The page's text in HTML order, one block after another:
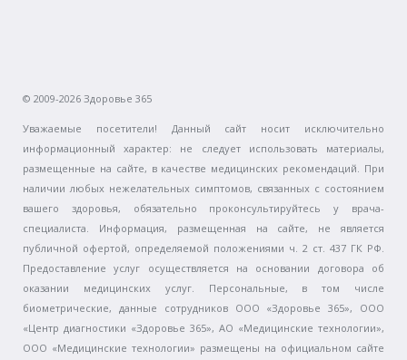
© 2009-2026 Здоровье 365
Уважаемые посетители! Данный сайт носит исключительно
информационный характер: не следует использовать материалы,
размещенные на сайте, в качестве медицинских рекомендаций. При
наличии любых нежелательных симптомов, связанных с состоянием
вашего здоровья, обязательно проконсультируйтесь у врача-
специалиста. Информация, размещенная на сайте, не является
публичной офертой, определяемой положениями ч. 2 ст. 437 ГК РФ.
Предоставление услуг осуществляется на основании договора об
оказании медицинских услуг. Персональные, в том числе
биометрические, данные сотрудников ООО «Здоровье 365», ООО
«Центр диагностики «Здоровье 365», АО «Медицинские технологии»,
ООО «Медицинские технологии» размещены на официальном сайте